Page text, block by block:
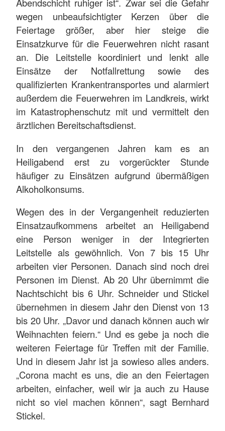
Abendschicht ruhiger ist“. Zwar sei die Gefahr
wegen unbeaufsichtigter Kerzen über die
Feiertage größer, aber hier steige die
Einsatzkurve für die Feuerwehren nicht rasant
an. Die Leitstelle koordiniert und lenkt alle
Einsätze der Notfallrettung sowie des
qualifizierten Krankentransportes und alarmiert
außerdem die Feuerwehren im Landkreis, wirkt
im Katastrophenschutz mit und vermittelt den
ärztlichen Bereitschaftsdienst.
In den vergangenen Jahren kam es an
Heiligabend erst zu vorgerückter Stunde
häufiger zu Einsätzen aufgrund übermäßigen
Alkoholkonsums.
Wegen des in der Vergangenheit reduzierten
Einsatzaufkommens arbeitet an Heiligabend
eine Person weniger in der Integrierten
Leitstelle als gewöhnlich. Von 7 bis 15 Uhr
arbeiten vier Personen. Danach sind noch drei
Personen im Dienst. Ab 20 Uhr übernimmt die
Nachtschicht bis 6 Uhr. Schneider und Stickel
übernehmen in diesem Jahr den Dienst von 13
bis 20 Uhr. „Davor und danach können auch wir
Weihnachten feiern.“ Und es gebe ja noch die
weiteren Feiertage für Treffen mit der Familie.
Und in diesem Jahr ist ja sowieso alles anders.
„Corona macht es uns, die an den Feiertagen
arbeiten, einfacher, weil wir ja auch zu Hause
nicht so viel machen können“, sagt Bernhard
Stickel.